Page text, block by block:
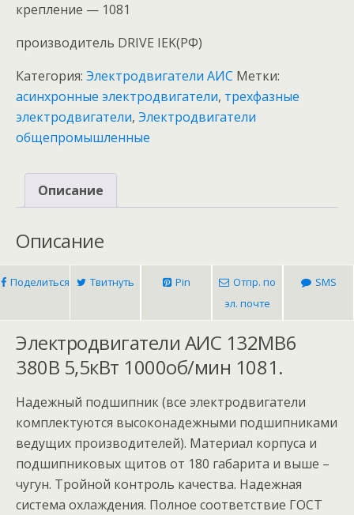
крепление — 1081
производитель DRIVE IEK(РФ)
Категория: Электродвигатели АИС Метки:
асинхронные электродвигатели, трехфазные
электродвигатели, Электродвигатели
общепромышленные
Описание
Описание
Поделиться Твитнуть Pin
Отпр. по
эл. почте
SMS
Электродвигатели АИС 132MB6
380В 5,5кВт 1000об/мин 1081.
Надежный подшипник (все электродвигатели
комплектуются высоконадежными подшипниками
ведущих производителей). Материал корпуса и
подшипниковых щитов от 180 габарита и выше –
чугун. Тройной контроль качества. Надежная
система охлаждения. Полное соответствие ГОСТ